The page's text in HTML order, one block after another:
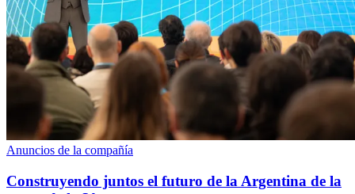
Anuncios de la compañía
Construyendo juntos el futuro de la Argentina de la